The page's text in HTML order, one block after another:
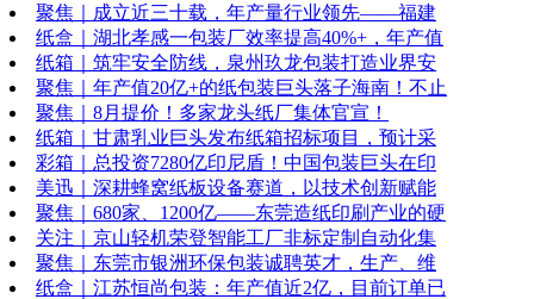
聚焦｜成立近三十载，年产量行业领先——福建
纸盒｜湖北孝感一包装厂效率提高40%+，年产值
纸箱｜筑牢安全防线，泉州玖龙包装打造业界安
聚焦｜年产值20亿+的纸包装巨头落子海南！不止
聚焦｜8月提价！多家龙头纸厂集体官宣！
纸箱｜甘肃乳业巨头发布纸箱招标项目，预计采
彩箱｜总投资7280亿印尼盾！中国包装巨头在印
美迅｜深耕蜂窝纸板设备赛道，以技术创新赋能
聚焦｜680家、1200亿——东莞造纸印刷产业的硬
关注｜京山轻机荣登智能工厂非标定制自动化集
聚焦｜东莞市银洲环保包装诚聘英才，生产、维
纸盒｜江苏恒尚包装：年产值近2亿，目前订单已